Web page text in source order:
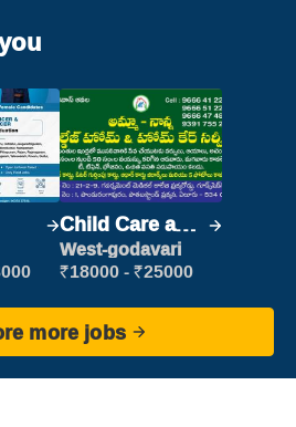
Child Care and
Patient care
West-godavari
₹18000 - ₹25000
more jobs